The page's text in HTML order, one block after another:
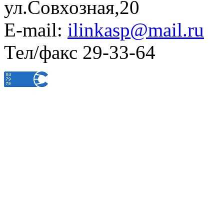
ул.Совхозная,20
E-mail: ilinkasp@mail.ru
Тел/факс 29-33-64